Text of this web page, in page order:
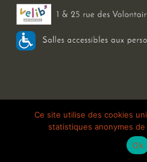
Copyright 2026 Le Bal Blomet | Tous
Galerie
Ce site utilise des cookies
statistiques anonymes
Ok